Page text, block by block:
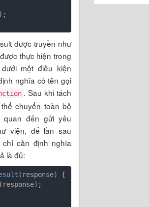
được truyền như
thực hiện trong
một điều kiện
nghĩa có tên gọi
. Sau khi tách
chuyển toàn bộ
quan đến gửi yêu
viện, để lần sau
cần định nghĩa
là đủ:
( response) {